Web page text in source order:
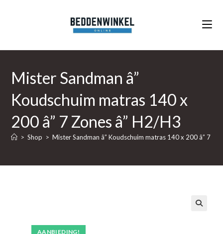
Mister Sandman â”
Koudschuim matras 140 x
200 â” 7 Zones â” H2/H3
> Shop > Mister Sandman â” Koudschuim matras 140 x 200 â” 7
AANBIEDING!